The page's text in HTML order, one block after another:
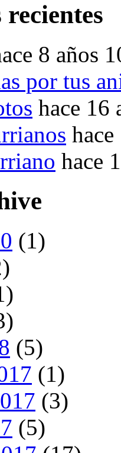
8 años
por tus
hace 16
hace
(1)
(5)
(1)
(3)
(5)